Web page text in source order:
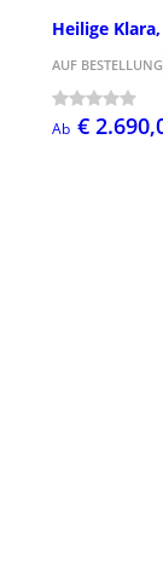
Heilige
AUF BESTELLUNG
Ab €